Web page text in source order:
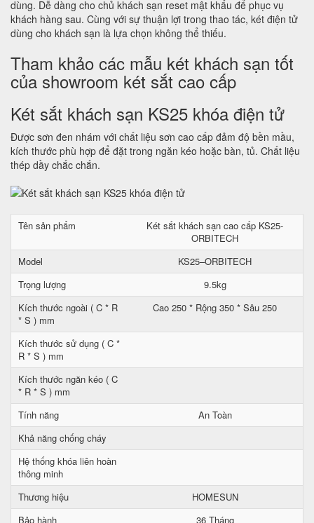
dùng. Dễ dàng cho chủ khách sạn reset mật khẩu để phục vụ
khách hàng sau. Cùng với sự thuận lợi trong thao tác, két điện tử
dùng cho khách sạn là lựa chọn không thể thiếu.
Tham khảo các mẫu két khách sạn tốt
của showroom két sắt cao cấp
Két sắt khách sạn KS25 khóa điện tử
Được sơn đen nhám với chất liệu sơn cao cấp đảm độ bền mầu,
kích thước phù hợp để đặt trong ngăn kéo hoặc bàn, tủ. Chất liệu
thép dầy chắc chắn.
Tên sản phẩm
Két sắt khách sạn cao cấp KS25-
ORBITECH
Model
KS25–ORBITECH
Trọng lượng
9.5kg
Kích thước ngoài ( C * R
* S ) mm
Cao 250 * Rộng 350 * Sâu 250
Kích thước sử dụng ( C *
R * S ) mm
Kích thước ngăn kéo ( C
* R * S ) mm
Tính năng
An Toàn
Khả năng chống cháy
Hệ thống khóa liên hoàn
thông minh
Thương hiệu
HOMESUN
Bảo hành
36 Tháng